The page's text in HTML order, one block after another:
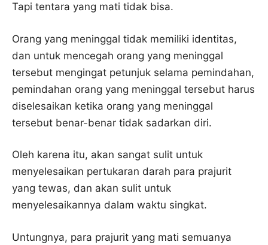
Tapi tentara yang mati tidak bisa.
Orang yang meninggal tidak memiliki identitas,
dan untuk mencegah orang yang meninggal
tersebut mengingat petunjuk selama pemindahan,
pemindahan orang yang meninggal tersebut harus
diselesaikan ketika orang yang meninggal
tersebut benar-benar tidak sadarkan diri.
Oleh karena itu, akan sangat sulit untuk
menyelesaikan pertukaran darah para prajurit
yang tewas, dan akan sulit untuk
menyelesaikannya dalam waktu singkat.
Untungnya, para prajurit yang mati semuanya